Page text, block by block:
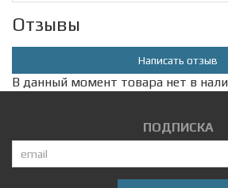
Отзывы
Написать отзыв
В данный момент товара нет в
ПОДПИСКА